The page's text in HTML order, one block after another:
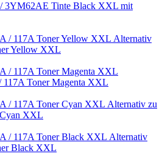
3YM62AE Tinte Black XXL mit
Alternativ
Yellow XXL
Toner Magenta XXL
Alternativ zu
XXL
Alternativ
Black XXL